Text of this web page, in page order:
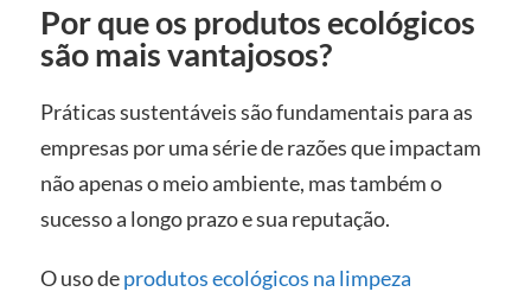
Por que os produtos ecológicos
são mais vantajosos?
Práticas sustentáveis são fundamentais para as
empresas por uma série de razões que impactam
não apenas o meio ambiente, mas também o
sucesso a longo prazo e sua reputação.
O uso deprodutos ecológicos na limpeza